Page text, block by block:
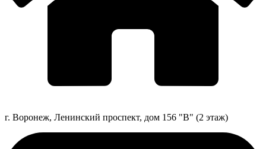
г. Воронеж, Ленинский проспект, дом 156 "В" (2 этаж)